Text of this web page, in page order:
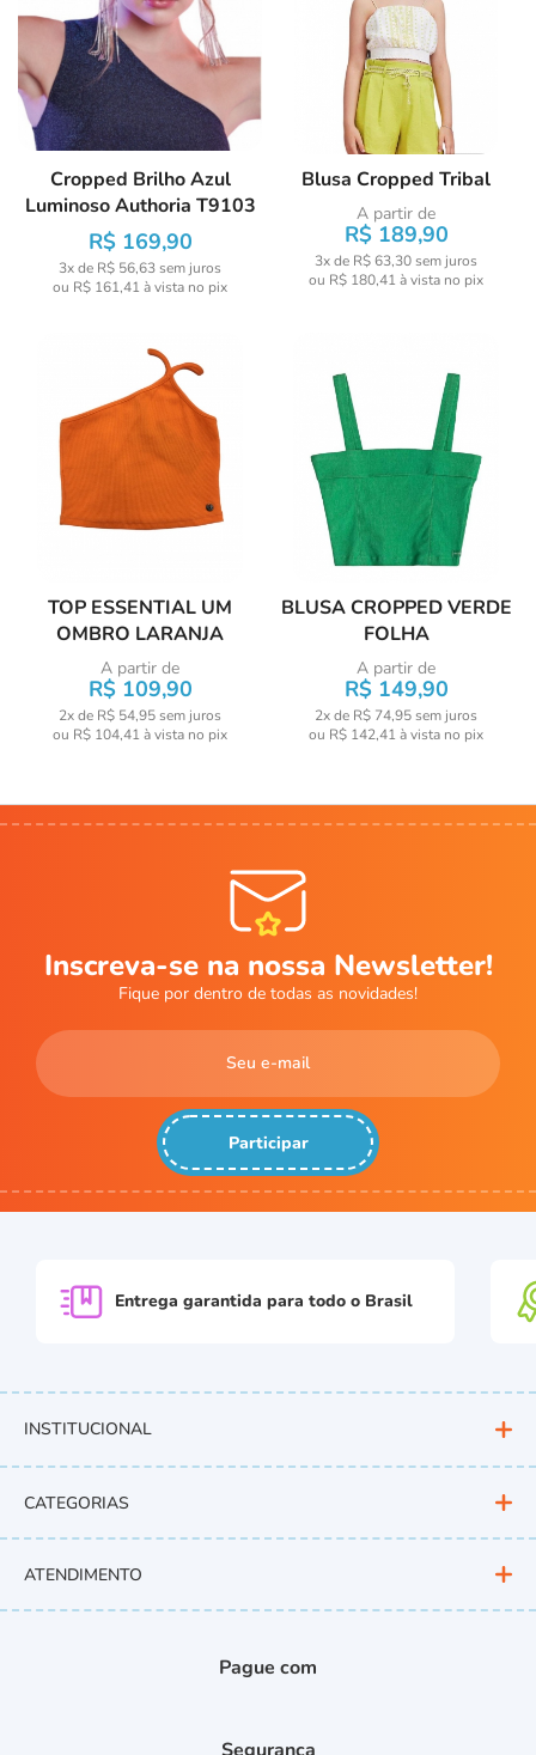
Cropped Brilho Azul
Luminoso Authoria T9103
R$ 169,90
3x de R$ 56,63sem juros
ou R$ 161,41 à vista no pix
Blusa Cropped Tribal
A partir de
R$ 189,90
3x de R$ 63,30sem juros
ou R$ 180,41 à vista no pix
TOP ESSENTIAL UM
OMBRO LARANJA
A partir de
R$ 109,90
2x de R$ 54,95sem juros
ou R$ 104,41 à vista no pix
BLUSA CROPPED VERDE
FOLHA
A partir de
R$ 149,90
2x de R$ 74,95sem juros
ou R$ 142,41 à vista no pix
Inscreva-se na nossa Newsletter!
Fique por dentro de todas as novidades!
Participar
Entrega garantida para todo o Brasil
INSTITUCIONAL
CATEGORIAS
ATENDIMENTO
Pague com